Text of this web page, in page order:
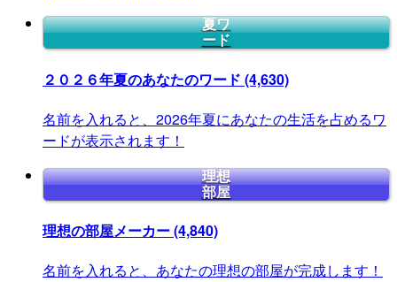
夏ワ
ード
２０２６年夏のあなたのワード (4,630)
名前を入れると、2026年夏にあなたの生活を占めるワ
ードが表示されます！
理想
部屋
理想の部屋メーカー(4,840)
名前を入れると、あなたの理想の部屋が完成します！